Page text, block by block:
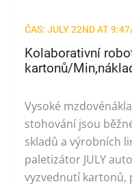
ČAS: JULY 22ND AT
Kolaborativní
kartonů/
Vysoké
stohování jsou
skladů a výrobních
paletizátor JULY
vyzvednutí kartonů,